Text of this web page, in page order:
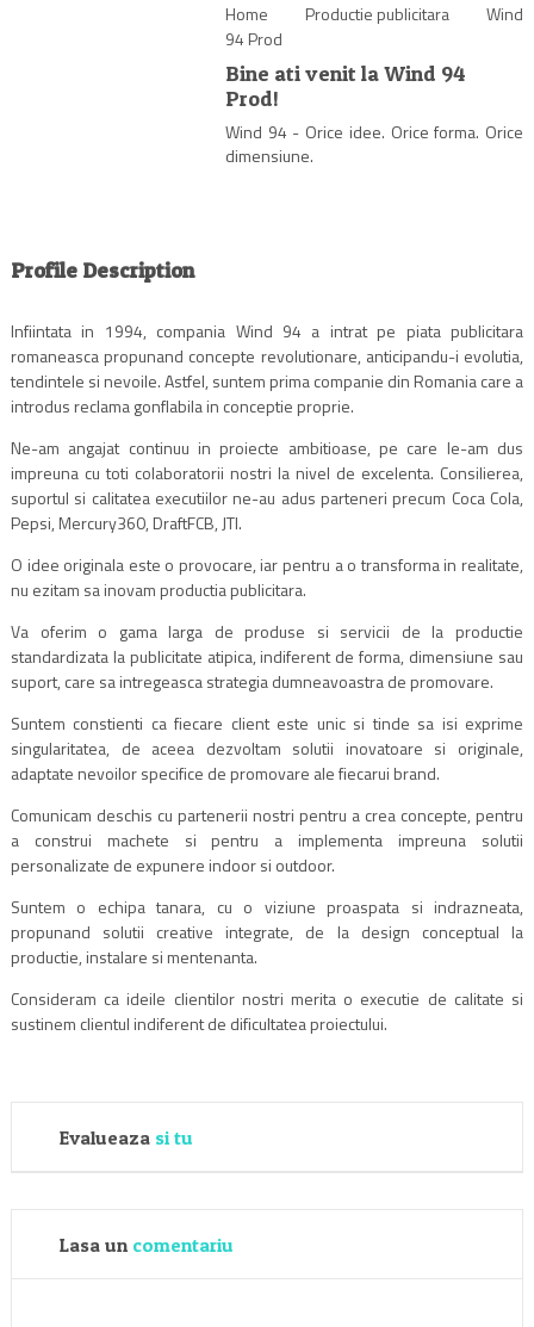
Home Productie publicitara
Wind
94 Prod
Bine ati venit la Wind 94
Prod!
Wind 94 - Orice idee. Orice forma. Orice
dimensiune.
Profile Description
Infiintata in 1994, compania Wind 94 a intrat pe piata publicitara
romaneasca propunand concepte revolutionare, anticipandu-i evolutia,
tendintele si nevoile. Astfel, suntem prima companie din Romania care a
introdus reclama gonflabila in conceptie proprie.
Ne-am angajat continuu in proiecte ambitioase, pe care le-am dus
impreuna cu toti colaboratorii nostri la nivel de excelenta. Consilierea,
suportul si calitatea executiilor ne-au adus parteneri precum Coca Cola,
Pepsi, Mercury360, DraftFCB, JTI.
O idee originala este o provocare, iar pentru a o transforma in realitate,
nu ezitam sa inovam productia publicitara.
Va oferim o gama larga de produse si servicii de la productie
standardizata la publicitate atipica, indiferent de forma, dimensiune sau
suport, care sa intregeasca strategia dumneavoastra de promovare.
Suntem constienti ca fiecare client este unic si tinde sa isi exprime
singularitatea, de aceea dezvoltam solutii inovatoare si originale,
adaptate nevoilor specifice de promovare ale fiecarui brand.
Comunicam deschis cu partenerii nostri pentru a crea concepte, pentru
a construi machete si pentru a implementa impreuna solutii
personalizate de expunere indoor si outdoor.
Suntem o echipa tanara, cu o viziune proaspata si indrazneata,
propunand solutii creative integrate, de la design conceptual la
productie, instalare si mentenanta.
Consideram ca ideile clientilor nostri merita o executie de calitate si
sustinem clientul indiferent de dificultatea proiectului.
Evalueaza si tu
Lasa un comentariu